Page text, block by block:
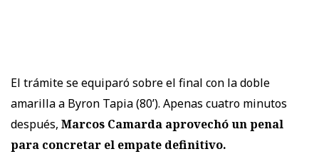
El trámite se equiparó sobre el final con la doble
amarilla a Byron Tapia (80’). Apenas cuatro minutos
después, Marcos Camarda aprovechó un penal
para concretar el empate definitivo.